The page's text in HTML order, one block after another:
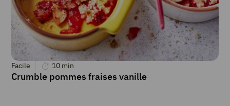
Facile 10 min
Crumble pommes fraises vanille